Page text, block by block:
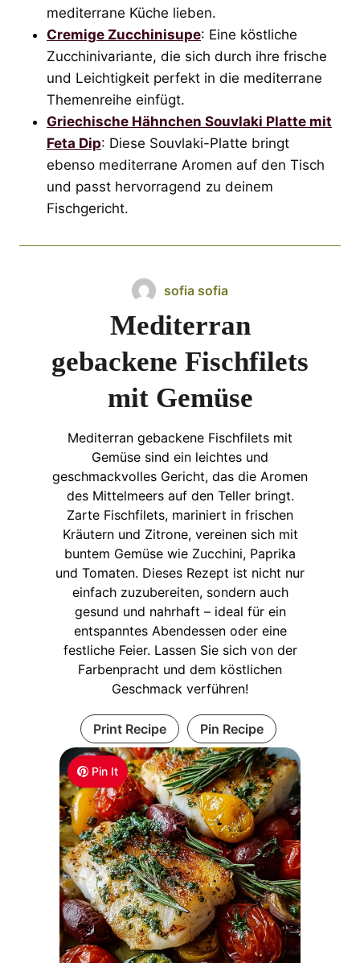
mediterrane Küche lieben.
Cremige Zucchinisupe: Eine köstliche
Zucchinivariante, die sich durch ihre frische
und Leichtigkeit perfekt in die mediterrane
Themenreihe einfügt.
Griechische Hähnchen Souvlaki Platte mit
Feta Dip: Diese Souvlaki-Platte bringt
ebenso mediterrane Aromen auf den Tisch
und passt hervorragend zu deinem
Fischgericht.
Pin It
sofia sofia
Mediterran
gebackene Fischfilets
mit Gemüse
Mediterran gebackene Fischfilets mit
Gemüse sind ein leichtes und
geschmackvolles Gericht, das die Aromen
des Mittelmeers auf den Teller bringt.
Zarte Fischfilets, mariniert in frischen
Kräutern und Zitrone, vereinen sich mit
buntem Gemüse wie Zucchini, Paprika
und Tomaten. Dieses Rezept ist nicht nur
einfach zuzubereiten, sondern auch
gesund und nahrhaft – ideal für ein
entspanntes Abendessen oder eine
festliche Feier. Lassen Sie sich von der
Farbenpracht und dem köstlichen
Geschmack verführen!
Print Recipe Pin Recipe